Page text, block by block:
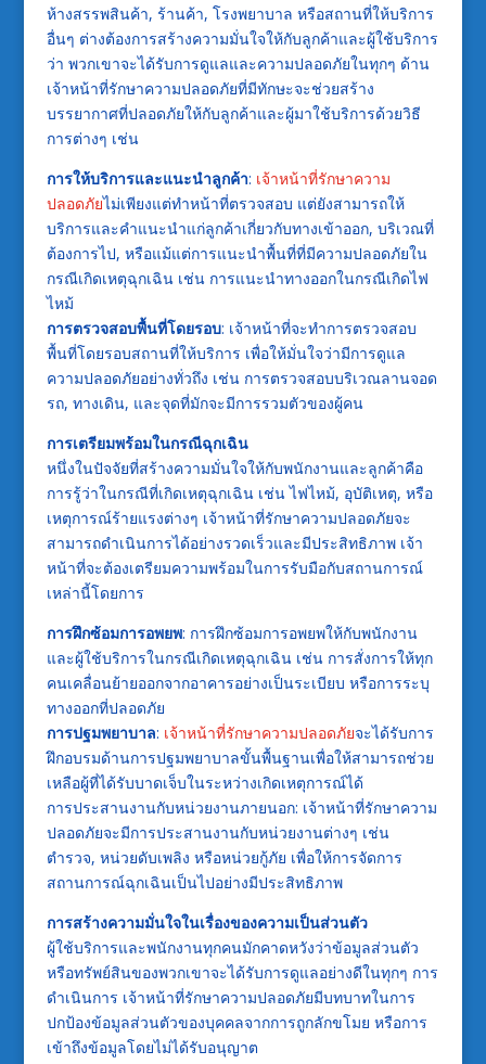
ห้างสรรพสินค้า, ร้านค้า, โรงพยาบาล หรือสถานที่ให้บริการ
อื่นๆ ต่างต้องการสร้างความมั่นใจให้กับลูกค้าและผู้ใช้บริการ
ว่า พวกเขาจะได้รับการดูแลและความปลอดภัยในทุกๆ ด้าน
เจ้าหน้าที่รักษาความปลอดภัยที่มีทักษะจะช่วยสร้าง
บรรยากาศที่ปลอดภัยให้กับลูกค้าและผู้มาใช้บริการด้วยวิธี
การต่างๆ เช่น
การให้บริการและแนะนำลูกค้า: เจ้าหน้าที่รักษาความ
ปลอดภัยไม่เพียงแต่ทำหน้าที่ตรวจสอบ แต่ยังสามารถให้
บริการและคำแนะนำแก่ลูกค้าเกี่ยวกับทางเข้าออก, บริเวณที่
ต้องการไป, หรือแม้แต่การแนะนำพื้นที่ที่มีความปลอดภัยใน
กรณีเกิดเหตุฉุกเฉิน เช่น การแนะนำทางออกในกรณีเกิดไฟ
ไหม้
การตรวจสอบพื้นที่โดยรอบ: เจ้าหน้าที่จะทำการตรวจสอบ
พื้นที่โดยรอบสถานที่ให้บริการ เพื่อให้มั่นใจว่ามีการดูแล
ความปลอดภัยอย่างทั่วถึง เช่น การตรวจสอบบริเวณลานจอด
รถ, ทางเดิน, และจุดที่มักจะมีการรวมตัวของผู้คน
การเตรียมพร้อมในกรณีฉุกเฉิน
หนึ่งในปัจจัยที่สร้างความมั่นใจให้กับพนักงานและลูกค้าคือ
การรู้ว่าในกรณีที่เกิดเหตุฉุกเฉิน เช่น ไฟไหม้, อุบัติเหตุ, หรือ
เหตุการณ์ร้ายแรงต่างๆ เจ้าหน้าที่รักษาความปลอดภัยจะ
สามารถดำเนินการได้อย่างรวดเร็วและมีประสิทธิภาพ เจ้า
หน้าที่จะต้องเตรียมความพร้อมในการรับมือกับสถานการณ์
เหล่านี้โดยการ
การฝึกซ้อมการอพยพ: การฝึกซ้อมการอพยพให้กับพนักงาน
และผู้ใช้บริการในกรณีเกิดเหตุฉุกเฉิน เช่น การสั่งการให้ทุก
คนเคลื่อนย้ายออกจากอาคารอย่างเป็นระเบียบ หรือการระบุ
ทางออกที่ปลอดภัย
การปฐมพยาบาล: เจ้าหน้าที่รักษาความปลอดภัยจะได้รับการ
ฝึกอบรมด้านการปฐมพยาบาลขั้นพื้นฐานเพื่อให้สามารถช่วย
เหลือผู้ที่ได้รับบาดเจ็บในระหว่างเกิดเหตุการณ์ได้
การประสานงานกับหน่วยงานภายนอก: เจ้าหน้าที่รักษาความ
ปลอดภัยจะมีการประสานงานกับหน่วยงานต่างๆ เช่น
ตำรวจ, หน่วยดับเพลิง หรือหน่วยกู้ภัย เพื่อให้การจัดการ
สถานการณ์ฉุกเฉินเป็นไปอย่างมีประสิทธิภาพ
การสร้างความมั่นใจในเรื่องของความเป็นส่วนตัว
ผู้ใช้บริการและพนักงานทุกคนมักคาดหวังว่าข้อมูลส่วนตัว
หรือทรัพย์สินของพวกเขาจะได้รับการดูแลอย่างดีในทุกๆ การ
ดำเนินการ เจ้าหน้าที่รักษาความปลอดภัยมีบทบาทในการ
ปกป้องข้อมูลส่วนตัวของบุคคลจากการถูกลักขโมย หรือการ
เข้าถึงข้อมูลโดยไม่ได้รับอนุญาต